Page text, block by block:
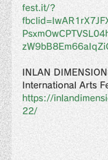
fest.it/?
INLAN
International Arts
https://
22/